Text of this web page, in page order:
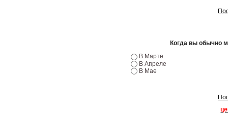
Когда вы обычно
В Марте
В Апреле
В Мае